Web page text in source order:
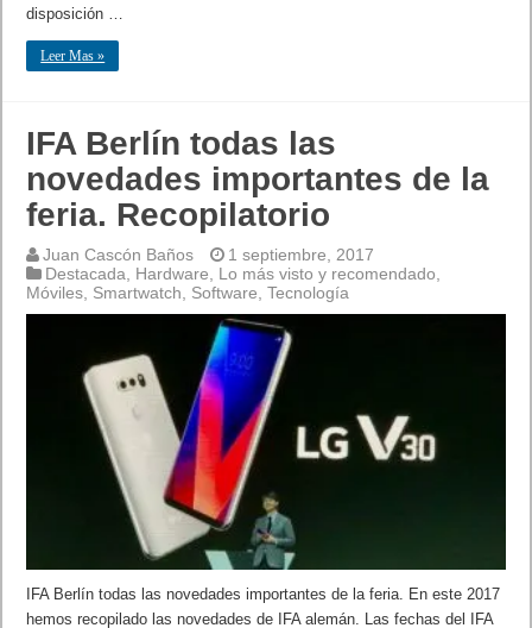
disposición …
Leer Mas »
IFA Berlín todas las
novedades importantes de la
feria. Recopilatorio
Juan Cascón Baños
1 septiembre, 2017
Destacada
Hardware Lo más visto y recomendado
Móviles Smartwatch Software ,Tecnología
IFA Berlín todas las novedades importantes de la feria. En este 2017
hemos recopilado las novedades de IFA alemán. Las fechas del IFA